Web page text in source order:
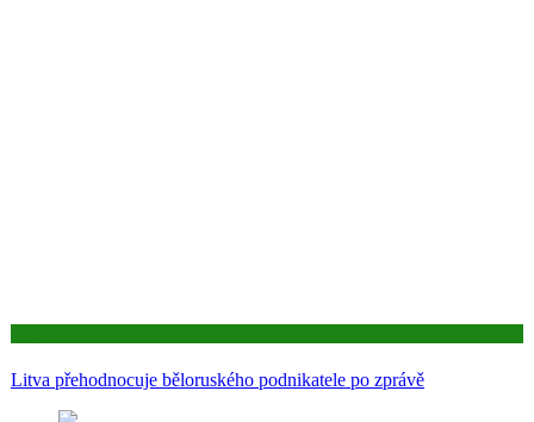
Litva přehodnocuje běloruského podnikatele po zprávě